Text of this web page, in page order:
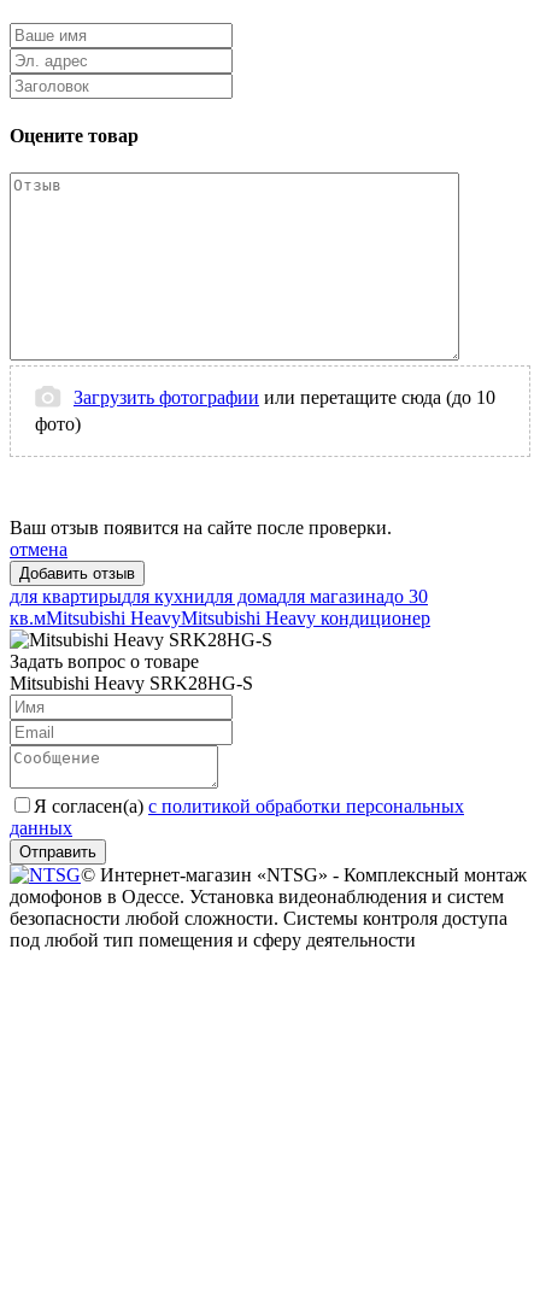
Оцените товар
Загрузить фотографии или перетащите сюда (до 10
фото)
Ваш отзыв появится на сайте после проверки.
отмена
для квартирыдля кухнидля домадля магазинадо 30
кв.мMitsubishi HeavyMitsubishi Heavy кондиционер
Задать вопрос о товаре
Mitsubishi Heavy SRK28HG-S
Я согласен(a) с политикой обработки персональных
данных
Отправить
© Интернет-магазин «NTSG» - Комплексный монтаж
домофонов в Одессе. Установка видеонаблюдения и систем
безопасности любой сложности. Системы контроля доступа
под любой тип помещения и сферу деятельности